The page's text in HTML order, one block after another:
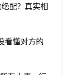
配？真实相
看懂对方的